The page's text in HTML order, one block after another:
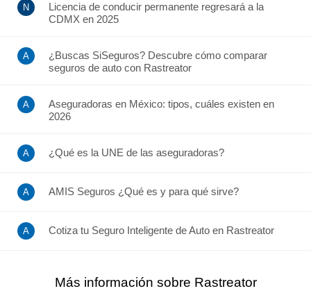
Licencia de conducir permanente regresará a la
CDMX en 2025
¿Buscas SiSeguros? Descubre cómo comparar
seguros de auto con Rastreator
Aseguradoras en México: tipos, cuáles existen en
2026
¿Qué es la UNE de las aseguradoras?
AMIS Seguros ¿Qué es y para qué sirve?
Cotiza tu Seguro Inteligente de Auto en Rastreator
Más información sobre Rastreator